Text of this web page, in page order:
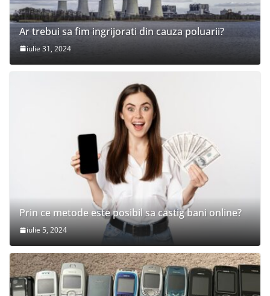
Ar trebui sa fim ingrijorati din cauza poluarii?
iulie 31, 2024
Prin ce metode este posibil sa castig bani online?
iulie 5, 2024